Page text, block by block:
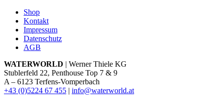
Shop
Kontakt
Impressum
Datenschutz
AGB
WATERWORLD | Werner Thiele KG
Stublerfeld 22, Penthouse Top 7 & 9
A – 6123 Terfens-Vomperbach
+43 (0)5224 67 455 | info@waterworld.at